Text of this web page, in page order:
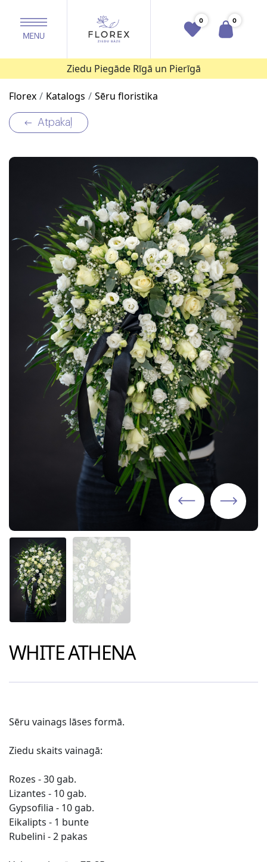
0 0
Ziedu Piegāde Rīgā un Pierīgā
Florex Katalogs Sēru floristika
Atpakaļ
WHITE ATHENA
Sēru vainags lāses formā.
Ziedu skaits vainagā:
Rozes - 30 gab.
Lizantes - 10 gab.
Gypsofilia - 10 gab.
Eikalipts - 1 bunte
Rubelini - 2 pakas